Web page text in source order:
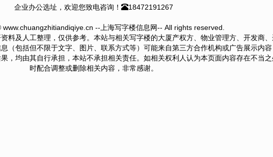
企业办公选址，欢迎您致电咨询！ 18472191267
--上海写字楼信息网-- All rights reserved.
料及人工整理，仅供参考。本站与相关写字楼的大厦产权方、物业管理方、开发商
包括但不限于文字、图片、联系方式等）可能来自第三方合作机构或广告展示内
，均由其自行承担，本站不承担相关责任。如相关权利人认为本页面内容存在不当
时配合调整或删除相关内容，非常感谢。